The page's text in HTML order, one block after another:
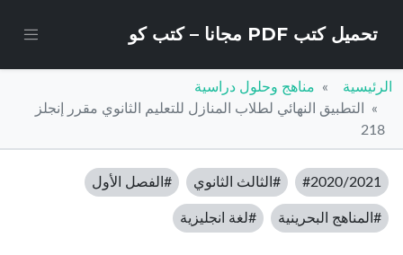
تحميل كتب PDF مجانا – كتب كو
الرئيسية
مناهج وحلول دراسية
التطبيق النهائي لطلاب المنازل للتعليم الثانوي مقرر إنجلز
218
#2020/2021 #الثالث الثانوي #الفصل الأول
#المناهج البحرينية #لغة انجليزية